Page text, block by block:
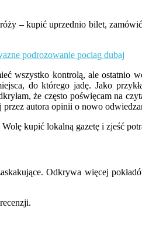
– kupić uprzednio bilet,
wszystko kontrolą, ale ostatnio
do którego jadę. Jako
że często poświęcam na
przez autora opinii o nowo
kupić lokalną gazetę i zjeść
Odkrywa więcej